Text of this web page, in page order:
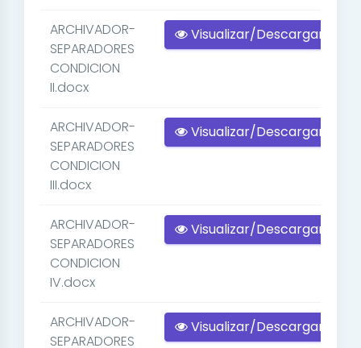
ARCHIVADOR-
SEPARADORES
CONDICION
II.docx
Visualizar/Descargar
ARCHIVADOR-
SEPARADORES
CONDICION
III.docx
Visualizar/Descargar
ARCHIVADOR-
SEPARADORES
CONDICION
IV.docx
Visualizar/Descargar
ARCHIVADOR-
SEPARADORES
Visualizar/Descargar